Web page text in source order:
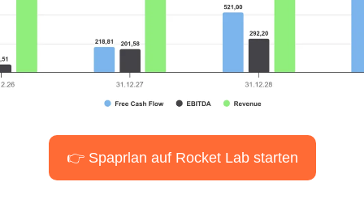
👉 Spaprlan auf Rocket Lab starten